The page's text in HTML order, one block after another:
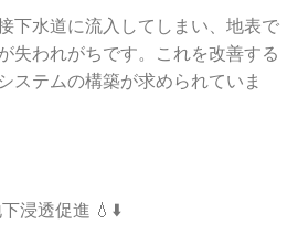
下水道に流入してしまい、地表で
失われがちです。これを改善する
ステムの構築が求められていま
浸透促進 💧⬇️